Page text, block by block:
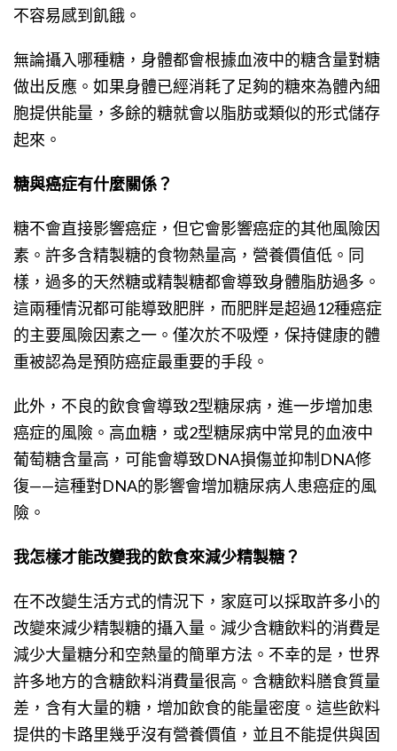
不容易感到飢餓。
無論攝入哪種糖，身體都會根據血液中的糖含量對糖
做出反應。如果身體已經消耗了足夠的糖來為體內細
胞提供能量，多餘的糖就會以脂肪或類似的形式儲存
起來。
糖與癌症有什麼關係？
糖不會直接影響癌症，但它會影響癌症的其他風險因
素。許多含精製糖的食物熱量高，營養價值低。同
樣，過多的天然糖或精製糖都會導致身體脂肪過多。
這兩種情況都可能導致肥胖，而肥胖是超過12種癌症
的主要風險因素之一。僅次於不吸煙，保持健康的體
重被認為是預防癌症最重要的手段。
此外，不良的飲食會導致2型糖尿病，進一步增加患
癌症的風險。高血糖，或2型糖尿病中常見的血液中
葡萄糖含量高，可能會導致DNA損傷並抑制DNA修
復——這種對DNA的影響會增加糖尿病人患癌症的風
險。
我怎樣才能改變我的飲食來減少精製糖？
在不改變生活方式的情況下，家庭可以採取許多小的
改變來減少精製糖的攝入量。減少含糖飲料的消費是
減少大量糖分和空熱量的簡單方法。不幸的是，世界
許多地方的含糖飲料消費量很高。含糖飲料膳食質量
差，含有大量的糖，增加飲食的能量密度。這些飲料
提供的卡路里幾乎沒有營養價值，並且不能提供與固